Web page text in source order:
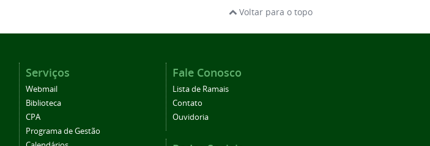
Voltar para o topo
Serviços
Webmail
Biblioteca
CPA
Programa de Gestão
Fale Conosco
Lista de Ramais
Contato
Ouvidoria